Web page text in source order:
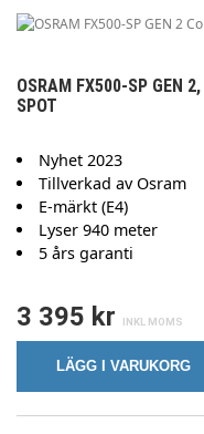
OSRAM FX500-SP GEN 2,
SPOT
Nyhet 2023
Tillverkad av Osram
E-märkt (E4)
Lyser 940 meter
5 års garanti
3 395 kr
LÄGG I VARUKORG